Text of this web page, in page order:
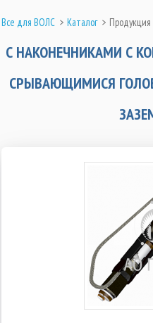
Все для ВОЛС > Каталог > Продукция
С НАКОНЕЧНИКАМИ С
СРЫВАЮЩИМИСЯ